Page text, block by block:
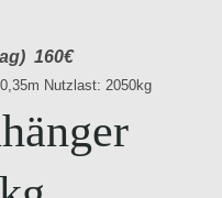
160€
Nutzlast: 2050kg